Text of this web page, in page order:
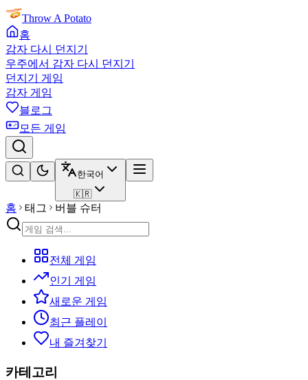
Throw A Potato
홈
감자 다시 던지기
우주에서 감자 다시 던지기
던지기 게임
감자 게임
블로그
모든 게임
한국어
🇰🇷
홈 태그 버블 슈터
전체 게임
인기 게임
새로운 게임
최근 플레이
내 즐겨찾기
카테고리